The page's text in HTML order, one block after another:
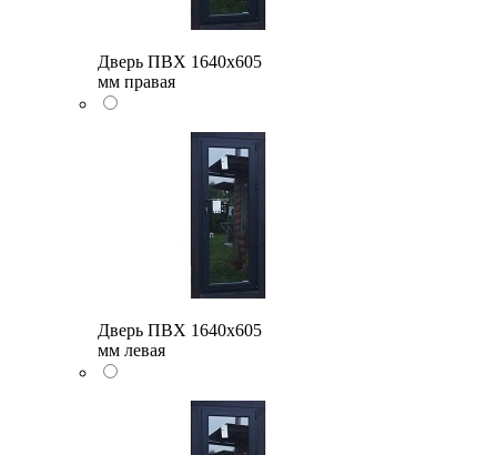
Дверь ПВХ 1640x605
мм правая
Дверь ПВХ 1640x605
мм левая